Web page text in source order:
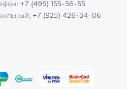
+7 (495) 155-56-55
+7 (925) 426-34-06